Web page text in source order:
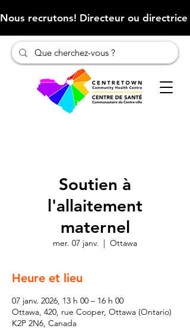
Nous recrutons! Directeur ou
Soutien à
l'allaitement
maternel
mer. 07 janv.
  |
Ottawa
Heure et lieu
07 janv. 2026, 13 h 00 – 16 h 00
Ottawa, 420, rue Cooper, Ottawa (Ontario)
K2P 2N6, Canada